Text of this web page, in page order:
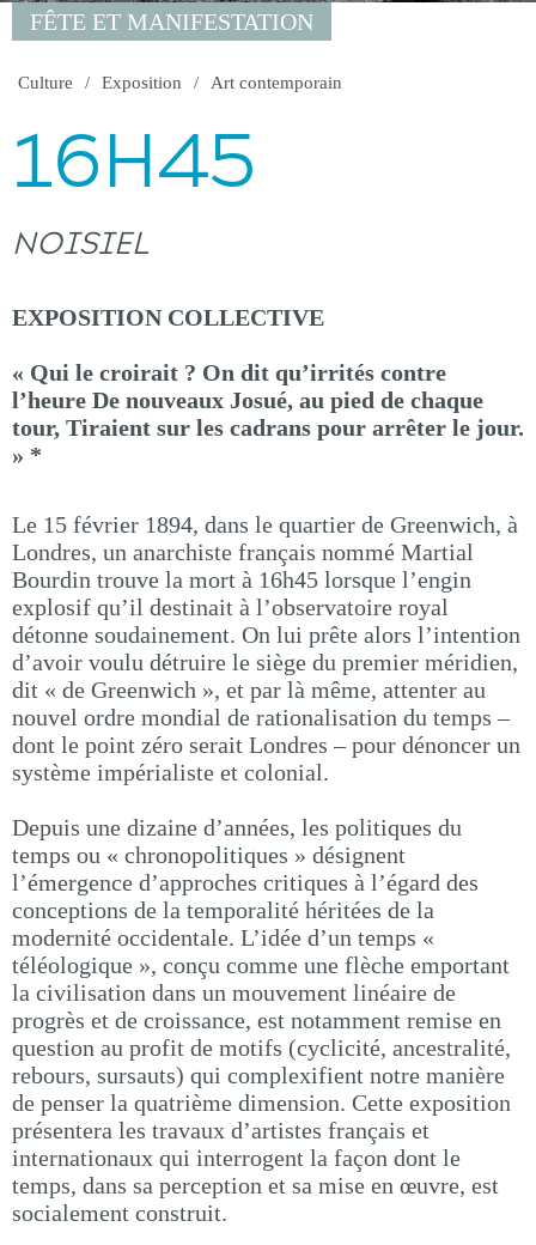
FÊTE ET MANIFESTATION
Culture Exposition Art contemporain
16H45
NOISIEL
EXPOSITION COLLECTIVE
« Qui le croirait ? On dit qu’irrités contre
l’heure De nouveaux Josué, au pied de chaque
tour, Tiraient sur les cadrans pour arrêter le jour.
» *
Le 15 février 1894, dans le quartier de Greenwich, à
Londres, un anarchiste français nommé Martial
Bourdin trouve la mort à 16h45 lorsque l’engin
explosif qu’il destinait à l’observatoire royal
détonne soudainement. On lui prête alors l’intention
d’avoir voulu détruire le siège du premier méridien,
dit « de Greenwich », et par là même, attenter au
nouvel ordre mondial de rationalisation du temps –
dont le point zéro serait Londres – pour dénoncer un
système impérialiste et colonial.
Depuis une dizaine d’années, les politiques du
temps ou « chronopolitiques » désignent
l’émergence d’approches critiques à l’égard des
conceptions de la temporalité héritées de la
modernité occidentale. L’idée d’un temps «
téléologique », conçu comme une flèche emportant
la civilisation dans un mouvement linéaire de
progrès et de croissance, est notamment remise en
question au profit de motifs (cyclicité, ancestralité,
rebours, sursauts) qui complexifient notre manière
de penser la quatrième dimension. Cette exposition
présentera les travaux d’artistes français et
internationaux qui interrogent la façon dont le
temps, dans sa perception et sa mise en œuvre, est
socialement construit.